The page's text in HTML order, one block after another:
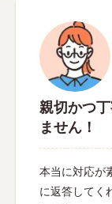
親切かつ
ません！
本当に対応が
に返答してく